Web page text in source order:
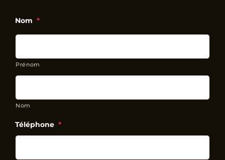
Nom *
Prénom
Nom
Téléphone *